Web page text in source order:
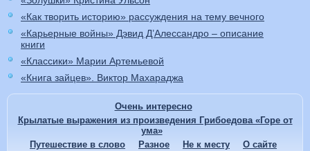
«Как творить историю» рассуждения на тему вечного
«Карьерные войны» Дэвид Д’Алессандро – описание
книги
«Классики» Марии Артемьевой
«Книга зайцев». Виктор Махараджа
Очень интересно
Крылатые выражения из произведения Грибоедова «Горе от
ума»
Путешествие в слово
Разное Не к месту
О сайте